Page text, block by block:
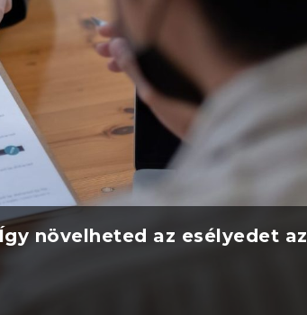
növelheted az esélyedet az